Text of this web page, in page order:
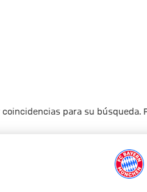
coincidencias para su